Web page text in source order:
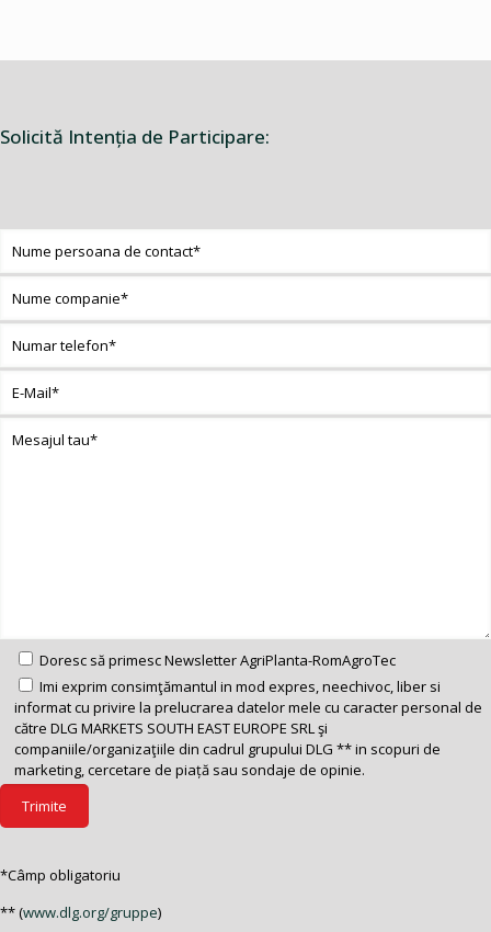
Solicită Intenţia de Participare:
Doresc să primesc Newsletter AgriPlanta-RomAgroTec
Imi exprim consimţămantul in mod expres, neechivoc, liber si
informat cu privire la prelucrarea datelor mele cu caracter personal de
către DLG MARKETS SOUTH EAST EUROPE SRL şi
companiile/organizaţiile din cadrul grupului DLG ** in scopuri de
marketing, cercetare de piață sau sondaje de opinie.
*Câmp obligatoriu
** (www.dlg.org/gruppe)